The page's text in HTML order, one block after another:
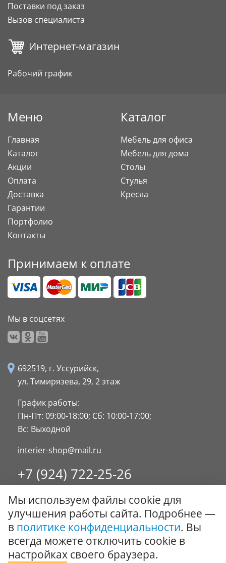
Поставки под заказ
Вызов специалиста
Интернет-магазин
Рабочий график
Меню
Главная
Каталог
Акции
Оплата
Доставка
Гарантии
Портфолио
Контакты
Каталог
Мебель для офиса
Мебель для дома
Столы
Стулья
Кресла
Принимаем к оплате
Мы в соцсетях
692519, г. Уссурийск,
ул. Тимирязева, 29, 2 этаж
График работы:
Пн-Пт: 09:00-18:00; Сб: 10:00-17:00;
Вс: Выходной
interier-shop@mail.ru
+7 (924) 722-25-26
8 (4234) 32-17-89
Заказать обратный звонок
© ООО "Стиль-Интерьер" 1996 - 2026. Все права
защищены.
Политика обработки персональных данных
Мы используем файлы cookie для
улучшения работы сайта. Подробнее —
в политике конфиденциальности. Вы
всегда можете отключить cookie в
настройках своего браузера.